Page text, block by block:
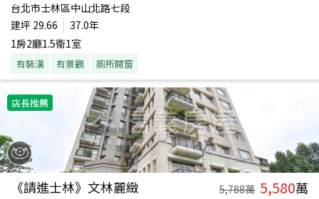
台北市士林區中山北路七段
建坪 29.66
37.0年
1房2廳1.5衛1室
有裝潢 有景觀 廁所開窗
店長推薦
《請進士林》文林麗緻 5,788萬 5,580萬